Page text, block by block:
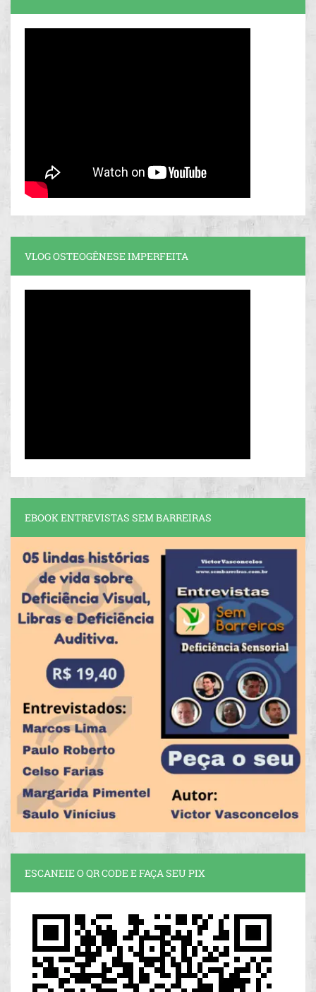
VLOG OSTEOGÊNESE IMPERFEITA
EBOOK ENTREVISTAS SEM BARREIRAS
ESCANEIE O QR CODE E FAÇA SEU PIX